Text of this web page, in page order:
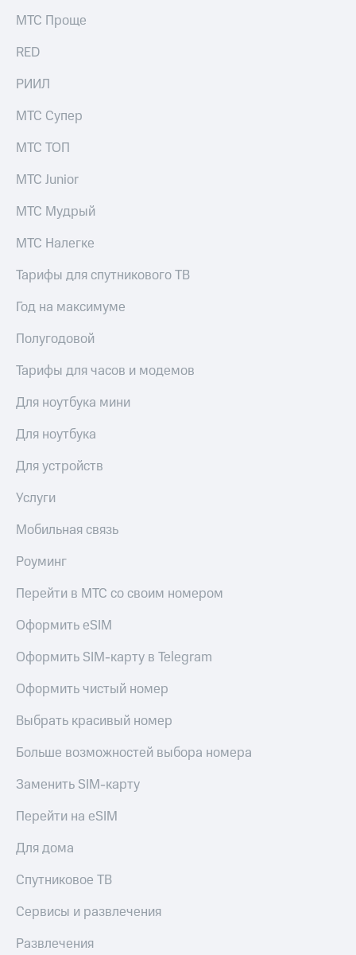
МТС Проще
RED
РИИЛ
МТС Супер
МТС ТОП
МТС Junior
МТС Мудрый
МТС Налегке
Тарифы для спутникового ТВ
Год на максимуме
Полугодовой
Тарифы для часов и модемов
Для ноутбука мини
Для ноутбука
Для устройств
Услуги
Мобильная связь
Роуминг
Перейти в МТС со своим номером
Оформить eSIM
Оформить SIM-карту в Telegram
Оформить чистый номер
Выбрать красивый номер
Больше возможностей выбора номера
Заменить SIM-карту
Перейти на eSIM
Для дома
Спутниковое ТВ
Сервисы и развлечения
Развлечения